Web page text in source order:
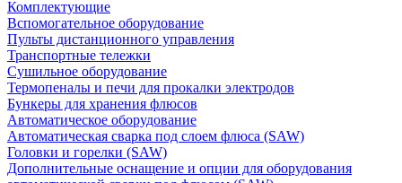
Комплектующие
Вспомогательное оборудование
Пульты дистанционного управления
Транспортные тележки
Сушильное оборудование
Термопеналы и печи для прокалки электродов
Бункеры для хранения флюсов
Автоматическое оборудование
Автоматическая сварка под слоем флюса (SAW)
Головки и горелки (SAW)
Дополнительные оснащение и опции для оборудования